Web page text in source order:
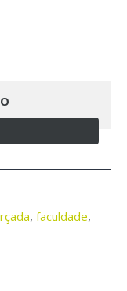
, faculdade,